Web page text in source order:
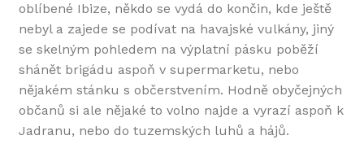
oblíbené Ibize, někdo se vydá do končin, kde ještě
nebyl a zajede se podívat na havajské vulkány, jiný
se skelným pohledem na výplatní pásku poběží
shánět brigádu aspoň v supermarketu, nebo
nějakém stánku s občerstvením. Hodně obyčejných
občanů si ale nějaké to volno najde a vyrazí aspoň k
Jadranu, nebo do tuzemských luhů a hájů.